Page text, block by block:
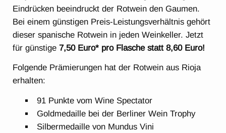
Eindrücken beeindruckt der Rotwein den Gaumen.
Bei einem günstigen Preis-Leistungsverhältnis gehört
dieser spanische Rotwein in jeden Weinkeller. Jetzt
für günstige7,50 Euro* pro Flasche statt 8,60 Euro!
Folgende Prämierungen hat der Rotwein aus Rioja
erhalten:
91 Punkte vom Wine Spectator
Goldmedaille bei der Berliner Wein Trophy
Silbermedaille von Mundus Vini